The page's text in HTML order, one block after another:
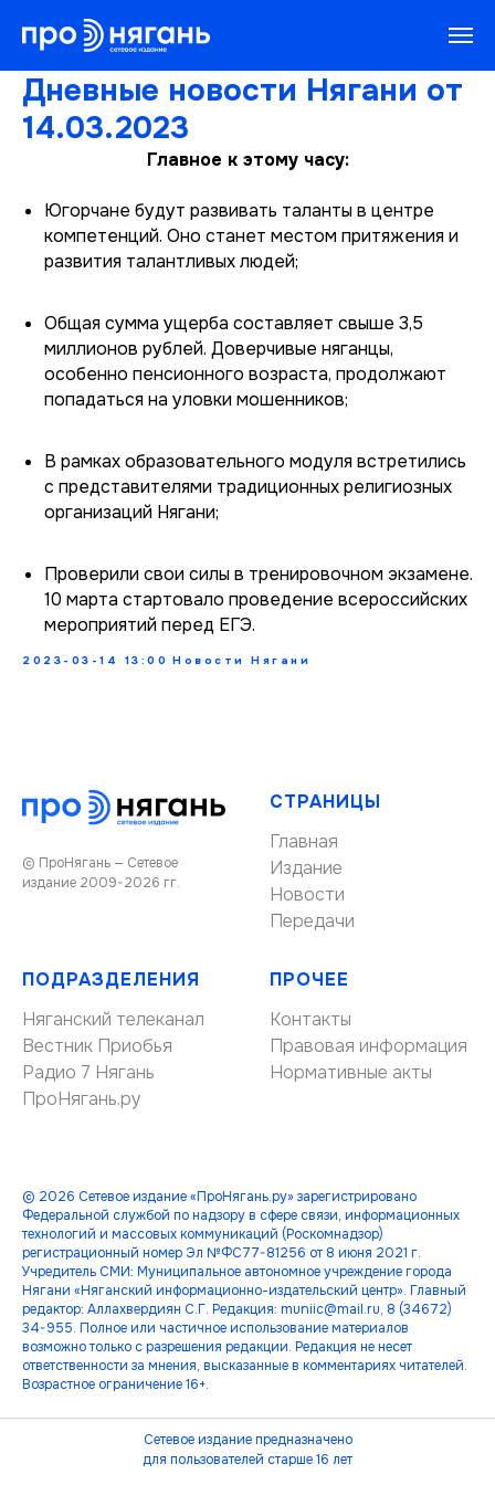
Дневные новости Нягани от
14.03.2023
Главное к этому часу:
Югорчане будут развивать таланты в центре
компетенций. Оно станет местом притяжения и
развития талантливых людей;
Общая сумма ущерба составляет свыше 3,5
миллионов рублей. Доверчивые няганцы,
особенно пенсионного возраста, продолжают
попадаться на уловки мошенников;
В рамках образовательного модуля встретились
с представителями традиционных религиозных
организаций Нягани;
Проверили свои силы в тренировочном экзамене.
10 марта стартовало проведение всероссийских
мероприятий перед ЕГЭ.
2023-03-14 13:00 Новости Нягани
© ПроНягань — Сетевое
издание 2009-2026 гг.
СТРАНИЦЫ
Главная
Издание
Новости
Передачи
ПОДРАЗДЕЛЕНИЯ
Няганский телеканал
Вестник Приобья
Радио 7 Нягань
ПроНягань.ру
ПРОЧЕЕ
Контакты
Правовая информация
Нормативные акты
© 2026 Сетевое издание «ПроНягань.ру» зарегистрировано
Федеральной службой по надзору в сфере связи, информационных
технологий и массовых коммуникаций (Роскомнадзор)
регистрационный номер Эл №ФС77-81256 от 8 июня 2021 г.
Учредитель СМИ: Муниципальное автономное учреждение города
Нягани «Няганский информационно-издательский центр». Главный
редактор: Аллахвердиян С.Г. Редакция: muniic@mail.ru, 8 (34672)
34-955. Полное или частичное использование материалов
возможно только с разрешения редакции. Редакция не несет
ответственности за мнения, высказанные в комментариях читателей.
Возрастное ограничение 16+.
Сетевое издание предназначено
для пользователей старше 16 лет